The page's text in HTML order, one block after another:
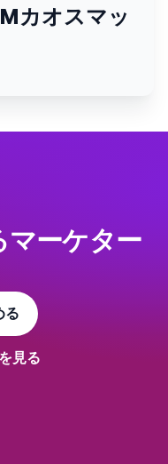
カオスマッ
ーケター
る
見る